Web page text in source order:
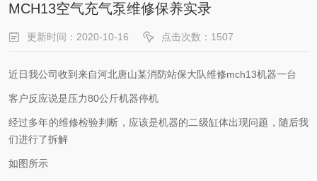
MCH13空气充气泵维修保养实录
更新时间：2020-10-16 点击次数：1507
近日我公司收到来自河北唐山某消防站保大队维修mch13机器一台
客户反应说是压力80公斤机器停机
经过多年的维修检验判断，应该是机器的二级缸体出现问题，随后我
们进行了拆解
如图所示